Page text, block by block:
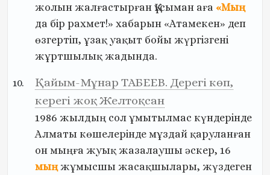
жолын жалғастырған Құсыман аға «Мың
да бір рахмет!» хабарын «Атамекен» деп
өзгертіп, ұзақ уақыт бойы жүргізгені
жұртшылық жадында.
Қайым-Мұнар ТАБЕЕВ. Дерегі көп,
керегі жоқ Желтоқсан
1986 жылдың сол ұмытылмас күндерінде
Алматы көшелерінде мұздай қаруланған
он мыңға жуық жазалаушы әскер, 16
мың жұмысшы жасақшылары, жүздеген